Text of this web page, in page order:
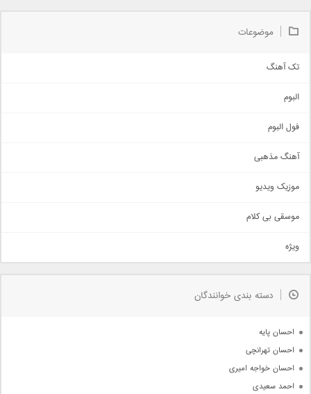
موضوعات
تک آهنگ
اجتماعی
حماسی
سنتی
اهنگ بندرعباسی
دمو
مذهبی
جدیدترین ها
البوم
فول البوم
آهنگ مذهبی
موزیک ویدیو
موسقی بی کلام
ویژه
دسته بندی خوانندگان
احسان پایه
احسان تهرانچی
احسان خواجه امیری
احمد سعیدی